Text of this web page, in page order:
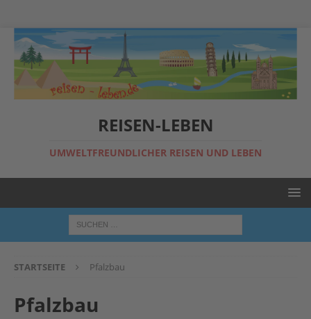
REISEN-LEBEN
UMWELTFREUNDLICHER REISEN UND LEBEN
STARTSEITE Pfalzbau
Pfalzbau